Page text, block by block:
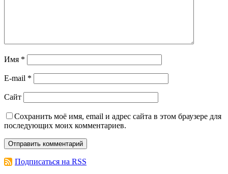
Имя *
E-mail *
Сайт
Сохранить моё имя, email и адрес сайта в этом браузере для
последующих моих комментариев.
Подписаться на RSS